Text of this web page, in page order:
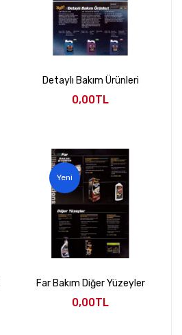
Detaylı Bakım Ürünleri
0,00TL
Yeni
Far Bakım Diğer Yüzeyler
0,00TL